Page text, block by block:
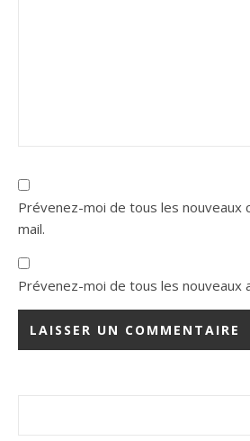
Prévenez-moi de tous les nouveaux
mail.
Prévenez-moi de tous les nouveaux